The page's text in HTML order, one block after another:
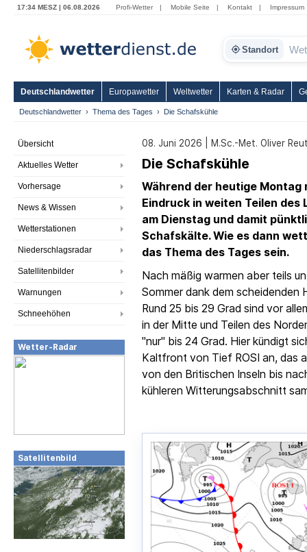
17:34 MESZ | 06.08.2026 Profi-Wetter | Mobile Seite | Kontakt | Impressum
Standort
Deutschlandwetter Europawetter Weltwetter Karten & Radar
Deutschlandwetter Thema des Tages Die Schafskühle
Übersicht
Aktuelles Wetter
Vorhersage
News & Wissen
Wetterstationen
Niederschlagsradar
Satellitenbilder
Warnungen
Schneehöhen
Wetter-Radar
Satellitenbild
08. Juni 2026 | M.Sc.-Met. Oliver
Die Schafskühle
Während der heutige Montag
Eindruck in weiten Teilen
am Dienstag und damit
Schafskälte. Wie es dann
das Thema des Tages sein.
Nach mäßig warmen aber teils
Sommer dank dem scheidenden
Rund 25 bis 29 Grad sind vor
in der Mitte und Teilen des
"nur" bis 24 Grad. Hier kündigt
Kaltfront von Tief ROSI an, das
von den Britischen Inseln bis
kühleren Witterungsabschnitt